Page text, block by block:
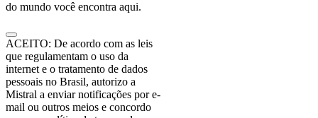
do mundo você encontra aqui.
ACEITO: De acordo com as leis
que regulamentam o uso da
internet e o tratamento de dados
pessoais no Brasil, autorizo a
Mistral a enviar notificações por e-
mail ou outros meios e concordo